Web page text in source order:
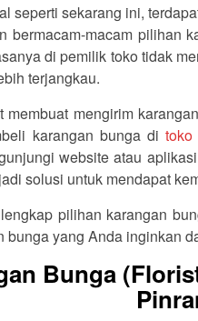
seperti sekarang ini,
bermacam-macam pilihan
di pemilik toko tidak
terjangkau.
mengirim
karangan bunga di
website atau
solusi untuk mendapat
pilihan karangan
bunga yang Anda inginkan
Bunga